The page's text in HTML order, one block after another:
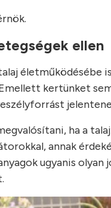
ellen
kertünket
ha a
annak
ugyanis